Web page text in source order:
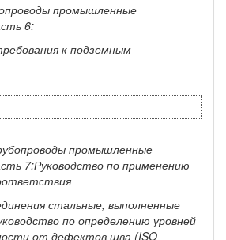
промышленные
6:
к подземным
промышленные
7:Руководство по применению
стальные, выполненные
по определению уровней
от дефектов шва (ISO